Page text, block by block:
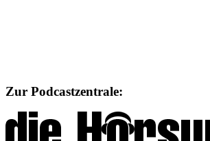
Zur Podcastzentrale: